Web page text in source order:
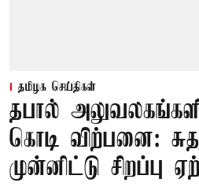
தமிழக செய்திகள்
தபால்
கொடி விற்பனை:
முன்னிட்டு சிறப்பு